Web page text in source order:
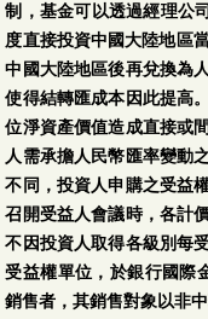
第一金中概平衡基金
第一金美國100大企
業債券基金-新臺幣-
TISA
(本基金有一定比重得
投資於非投資等級之
高風險債券且配息來
源可能為本金)
第一金美國100大企
制，基金可以透過經理公
度直接投資中國大陸地區
中國大陸地區後再兌換為
使得結轉匯成本因此提高
位淨資產價值造成直接或
人需承擔人民幣匯率變動
不同，投資人申購之受益
召開受益人會議時，各計
不因投資人取得各級別每
受益權單位，於銀行國際
銷售者，其銷售對象以非